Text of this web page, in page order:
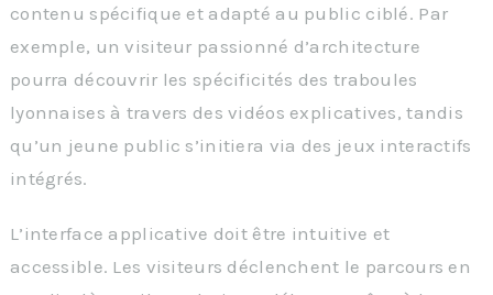
contenu spécifique et adapté au public ciblé. Par
exemple, un visiteur passionné d’architecture
pourra découvrir les spécificités des traboules
lyonnaises à travers des vidéos explicatives, tandis
qu’un jeune public s’initiera via des jeux interactifs
intégrés.
L’interface applicative doit être intuitive et
accessible. Les visiteurs déclenchent le parcours en